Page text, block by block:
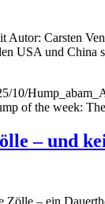
Carsten
USA und
10/
of the week:
– und